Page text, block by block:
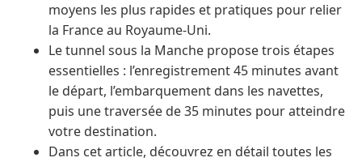
moyens les plus rapides et pratiques pour relier
la France au Royaume-Uni.
Le tunnel sous la Manche propose trois étapes
essentielles : l’enregistrement 45 minutes avant
le départ, l’embarquement dans les navettes,
puis une traversée de 35 minutes pour atteindre
votre destination.
Dans cet article, découvrez en détail toutes les